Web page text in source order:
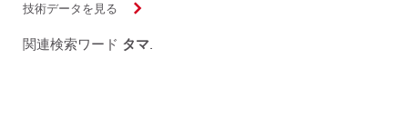
技術データを見る
関連検索ワード タマ